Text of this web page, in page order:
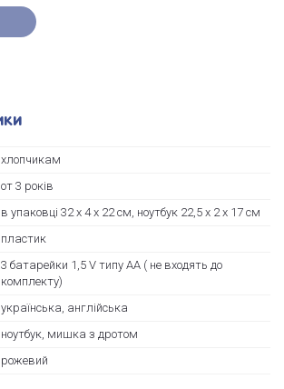
хлопчикам
от 3 років
в упаковці 32 х 4 х 22 см, ноутбук 22,5 х 2 х 17 см
пластик
3 батарейки 1,5 V типу AA ( не входять до
комплекту)
українська, англійська
ноутбук, мишка з дротом
рожевий